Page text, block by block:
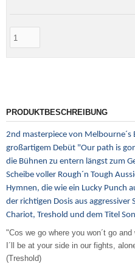
PRODUKTBESCHREIBUNG
2nd masterpiece von
großartigem Debüt "Our path is
die Bühnen zu entern längst zum
Scheibe voller Rough´n Tough
Hymnen, die wie ein Lucky Punch
der richtigen Dosis aus
Chariot, Treshold und dem Titel
"Cos we go where you won´t go
I´ll be at your side in our fights,
(Treshold)